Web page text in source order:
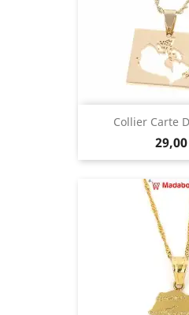
Collier Carte
Prix